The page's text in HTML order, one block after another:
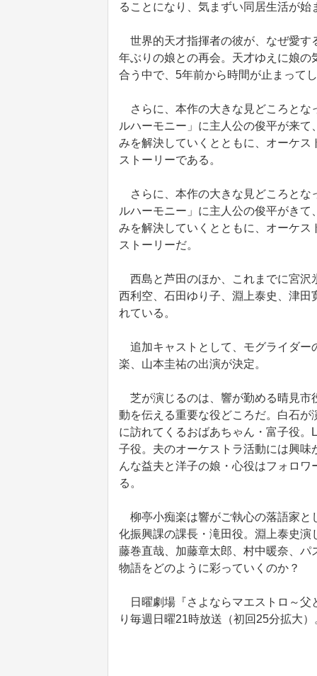
ることになり、気まずい同居生活が
世界的天才指揮者の彼が、なぜ愛
年ぶりの娘との再会。天才ゆえに娘
合う中で、5年前から時間が止まって
さらに、本作の大きな見どころとな
ルハーモニー」に主人公の俊平が来
みを解決していくとともに、オーケ
ストーリーである。
さらに、本作の大きな見どころとな
ルハーモニー」に主人公の俊平がき
みを解決していくとともに、オーケ
ストーリーだ。
西島と芦田のほか、これまでに宮沢
西利空、石田ゆり子、淵上泰史、津
れている。
追加キャストとして、モグライダー
楽、山本圭祐の出演が決定。
芝が演じるのは、響が勤める晴見市
動を伝える重要な役どころだ。白石
に訪れてくるおばあちゃん・富子役
子役。夫のオーケストラ活動には興
んな益夫と洋子の娘・心役はフォロ
る。
柳亭小痴楽は響がご執心の落語家と
化振興課の課長・滝田役。淵上泰史
藤巻直哉、加藤章太郎、村中暖奈、
物語をどのように彩っていくのか？
日曜劇場『さよならマエストロ～父
り毎週日曜21時放送（初回25分拡大）